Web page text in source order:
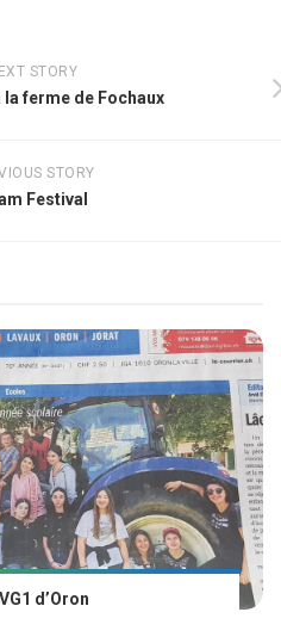
STORY
la ferme de Fochaux
STORY
Festival
d’Oron